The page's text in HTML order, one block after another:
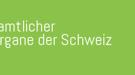
der Schweiz